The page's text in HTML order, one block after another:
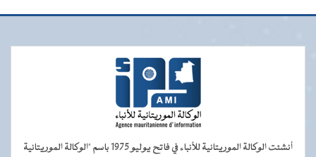
أنشئت الوكالة الموريتانية للأنباء في فاتح يوليو 1975 باسم "الوكالة الموريتانية